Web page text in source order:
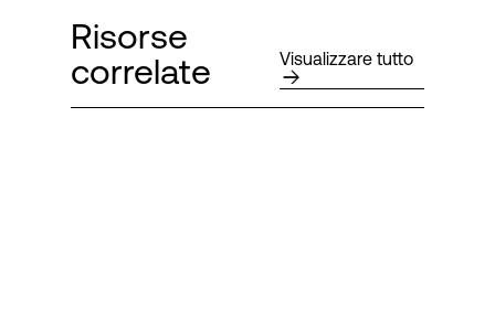
Risorse
correlate
Visualizzare tutto